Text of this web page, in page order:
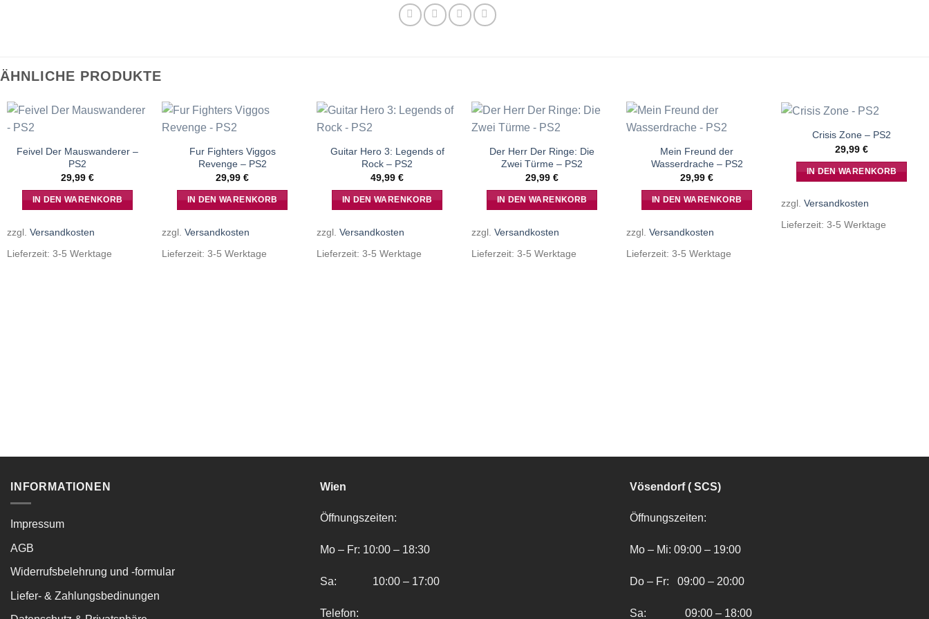
ÄHNLICHE PRODUKTE
Feivel Der Mauswanderer –
PS2
29,99 €
IN DEN WARENKORB
zzgl. Versandkosten
Lieferzeit: 3-5 Werktage
Fur Fighters Viggos
Revenge – PS2
29,99 €
IN DEN WARENKORB
zzgl. Versandkosten
Lieferzeit: 3-5 Werktage
Guitar Hero 3: Legends of
Rock – PS2
49,99 €
IN DEN WARENKORB
zzgl. Versandkosten
Lieferzeit: 3-5 Werktage
Der Herr Der Ringe: Die
Zwei Türme – PS2
29,99 €
IN DEN WARENKORB
zzgl. Versandkosten
Lieferzeit: 3-5 Werktage
Mein Freund der
Wasserdrache – PS2
29,99 €
IN DEN WARENKORB
zzgl. Versandkosten
Lieferzeit: 3-5 Werktage
Crisis Zone – PS2
29,99 €
IN DEN WARENKORB
zzgl. Versandkosten
Lieferzeit: 3-5 Werktage
INFORMATIONEN
Impressum
AGB
Widerrufsbelehrung und -formular
Liefer- & Zahlungsbedinungen
Wien
Öffnungszeiten:
Mo – Fr: 10:00 – 18:30
Sa: 10:00 – 17:00
Telefon:
Vösendorf ( SCS)
Öffnungszeiten:
Mo – Mi: 09:00 – 19:00
Do – Fr: 09:00 – 20:00
Sa: 09:00 – 18:00